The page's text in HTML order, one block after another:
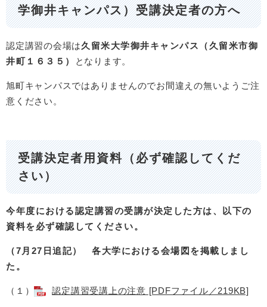
学御井キャンパス）受講決定者の方へ
認定講習の会場は久留米大学御井キャンパス（久留米市御
井町１６３５）
となります。
旭町キャンパスではありませんのでお間違えの無いようご注
意ください。
受講決定者用資料（必ず確認してくだ
さい）
今年度における認定講習の受講が決定した方は、以下の
資料を必ず確認してください。
（7月27日追記） 各大学における会場図を掲載しまし
た。
（１） 認定講習受講上の注意 [PDFファイル／219KB]